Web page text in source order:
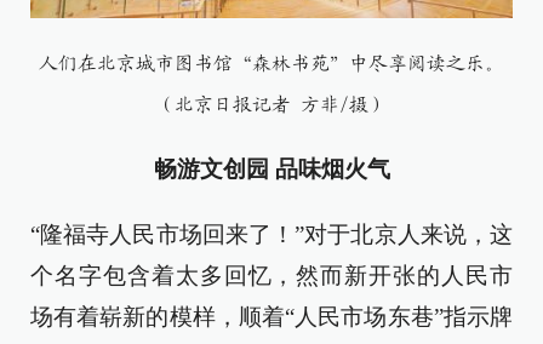
人们在北京城市图书馆“森林书苑”中尽享阅读之乐。
（北京日报记者 方非/摄）
畅游文创园 品味烟火气
“隆福寺人民市场回来了！”对于北京人来说，这
个名字包含着太多回忆，然而新开张的人民市
场有着崭新的模样，顺着“人民市场东巷”指示牌